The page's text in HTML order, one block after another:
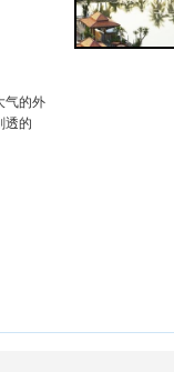
气的外
透的